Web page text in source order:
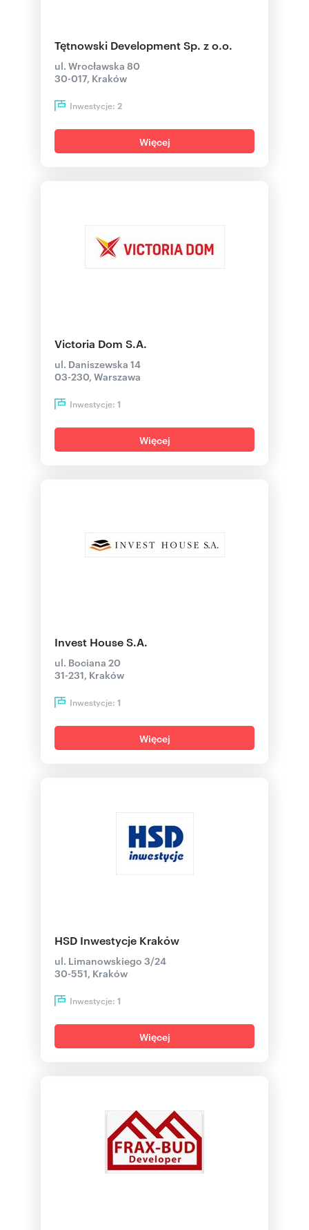
Tętnowski Development Sp. z o.o.
ul. Wrocławska 80
30-017, Kraków
Inwestycje: 2
Więcej
Victoria Dom S.A.
ul. Daniszewska 14
03-230, Warszawa
Inwestycje: 1
Więcej
Invest House S.A.
ul. Bociana 20
31-231, Kraków
Inwestycje: 1
Więcej
HSD Inwestycje Kraków
ul. Limanowskiego 3/24
30-551, Kraków
Inwestycje: 1
Więcej